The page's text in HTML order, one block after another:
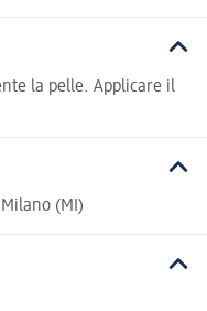
la pelle. Applicare il
(MI)